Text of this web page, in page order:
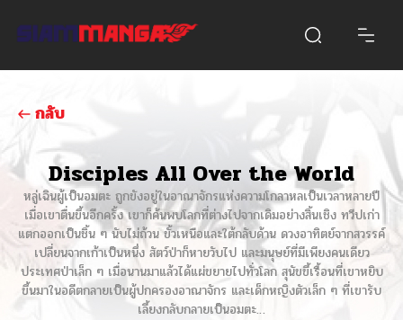
กลับ
Disciples All Over the World
หลู่เฉินผู้เป็นอมตะ ถูกขังอยู่ในอาณาจักรแห่งความโกลาหลเป็นเวลาหลายปี
เมื่อเขาตื่นขึ้นอีกครั้ง เขาก็ค้นพบโลกที่ต่างไปจากเดิมอย่างสิ้นเชิง ทวีปเก่า
แตกออกเป็นชิ้น ๆ นับไม่ถ้วน ขั้วเหนือและใต้กลับด้าน ดวงอาทิตย์จากสวรรค์
เปลี่ยนจากเก้าเป็นหนึ่ง สัตว์ป่าก็หายวับไป และมนุษย์ที่มีเพียงคนเดียว
ประเทศป่าเล็ก ๆ เมื่อนานมาแล้วได้แผ่ขยายไปทั่วโลก สุนัขขี้เรื้อนที่เขาหยิบ
ขึ้นมาในอดีตกลายเป็นผู้ปกครองอาณาจักร และเด็กหญิงตัวเล็ก ๆ ที่เขารับ
เลี้ยงกลับกลายเป็นอมตะ…